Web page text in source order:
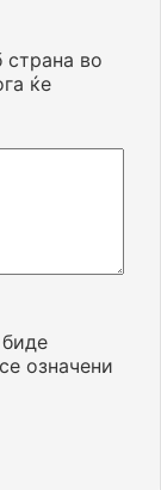
означени
страна во
ќе